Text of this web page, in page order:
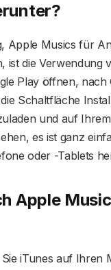
Apple Musics für
ist die Verwendung
Play öffnen, nach
Schaltfläche
und auf
es ist ganz
oder -Tablets
Apple
iTunes auf Ihren